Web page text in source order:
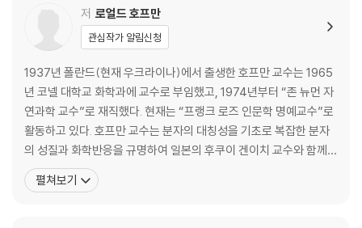
12. 화학논문의 역사
14. 화학의 기호언어
15. 분자는 어떤 모습일까?
16. 표현과 현실
17. 발버둥
18. 이드의 표출
제3부 분자의 합성
19. 창조와 발견
20. 합성 찬가
저 로얼드 호프만
관심작가 알림신청
1937년 폴란드(현재 우크라이나)에서 출생한 호프만 교수는 1965
년 코넬 대학교 화학과에 교수로 부임했고, 1974년부터 “존 뉴먼 자
연과학 교수”로 재직했다. 현재는 “프랭크 로즈 인문학 명예교수”로
활동하고 있다. 호프만 교수는 분자의 대칭성을 기초로 복잡한 분자
의 성질과 화학반응을 규명하여 일본의 후쿠이 겐이치 교수와 함께 1
981년에 노벨 화학상을 수상했다. 그는 분자의 전자구조에 큰 관심
을 가지고 있어서, 스스로 개발한 확장 휘켈 이론(EHT) 등의 양자화
펼쳐보기